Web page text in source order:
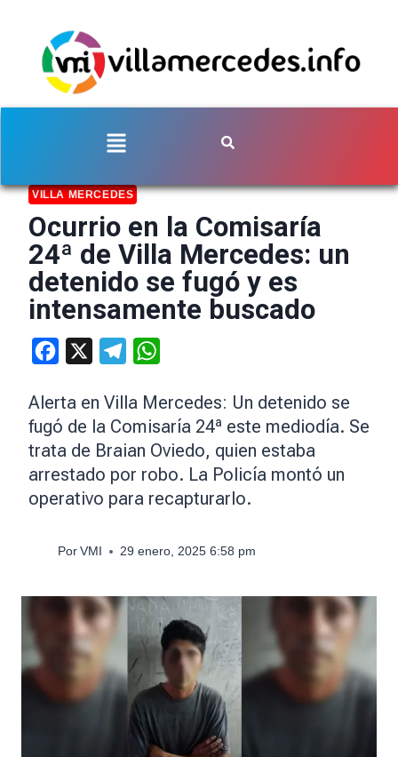
VILLA MERCEDES
Ocurrio en la Comisaría
24ª de Villa Mercedes: un
detenido se fugó y es
intensamente buscado
Facebook Telegram
Alerta en Villa Mercedes: Un detenido se
fugó de la Comisaría 24ª este mediodía. Se
trata de Braian Oviedo, quien estaba
arrestado por robo. La Policía montó un
operativo para recapturarlo.
Por VMI 29 enero, 2025 6:58 pm